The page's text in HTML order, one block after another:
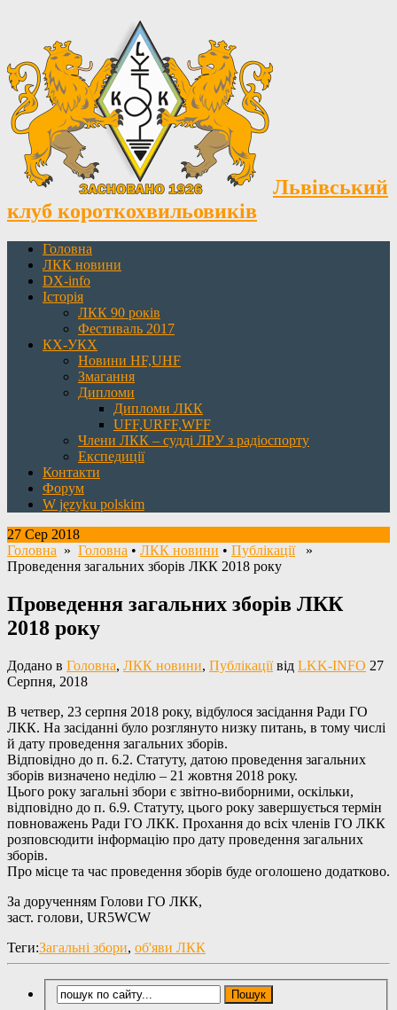
Львівський
клуб короткохвильовиків
Головна
ЛКК новини
DX-info
Історія
ЛКК 90 років
Фестиваль 2017
КХ-УКХ
Новини HF,UHF
Змагання
Дипломи
Дипломи ЛКК
UFF,URFF,WFF
Члени ЛКК – судді ЛРУ з радіоспорту
Експедиції
Контакти
Форум
W języku polskim
27 Сер 2018
Головна » Головна • ЛКК новини • Публікації»
Проведення загальних зборів ЛКК 2018 року
Проведення загальних зборів ЛКК
2018 року
Додано в Головна, ЛКК новини, Публікаціївід LKK-INFO 27
Серпня, 2018
В четвер, 23 серпня 2018 року, відбулося засідання Ради ГО
ЛКК. На засіданні було розглянуто низку питань, в тому числі
й дату проведення загальних зборів.
Відповідно до п. 6.2. Статуту, датою проведення загальних
зборів визначено неділю – 21 жовтня 2018 року.
Цього року загальні збори є звітно-виборними, оскільки,
відповідно до п. 6.9. Статуту, цього року завершується термін
повноважень Ради ГО ЛКК. Прохання до всіх членів ГО ЛКК
розповсюдити інформацію про дату проведення загальних
зборів.
Про місце та час проведення зборів буде оголошено додатково.
За дорученням Голови ГО ЛКК,
заст. голови, UR5WCW
Теги:Загальні збори, об'яви ЛКК